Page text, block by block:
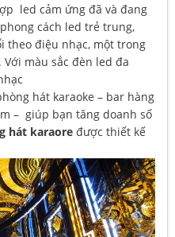
led cảm ứng đã và đang
cách led trẻ trung,
theo điệu nhạc, một trong
màu sắc đèn led đa
hát karaoke – bar hàng
– giúp bạn tăng doanh số
hát karaore được thiết kế